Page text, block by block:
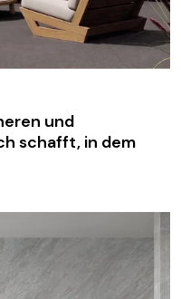
und
schafft, in dem